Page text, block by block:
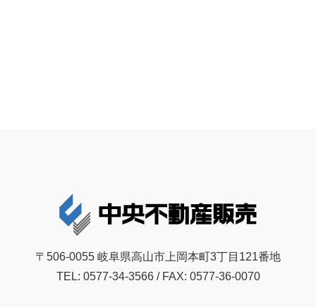
〒506-0055 岐阜県高山市上岡本町3丁目121番地
TEL: 0577-34-3566 / FAX: 0577-36-0070